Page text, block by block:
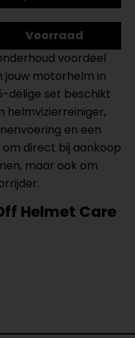
Voorraad
voordeel
jouw motorhelm in
delige set beschikt
helmvizierreiniger,
en een
direct bij aankoop
maar ook om
Helmet Care